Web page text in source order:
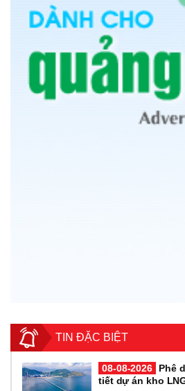
TIN ĐẶC BIỆT
08-08-2026
Phê
tiết dự án kho